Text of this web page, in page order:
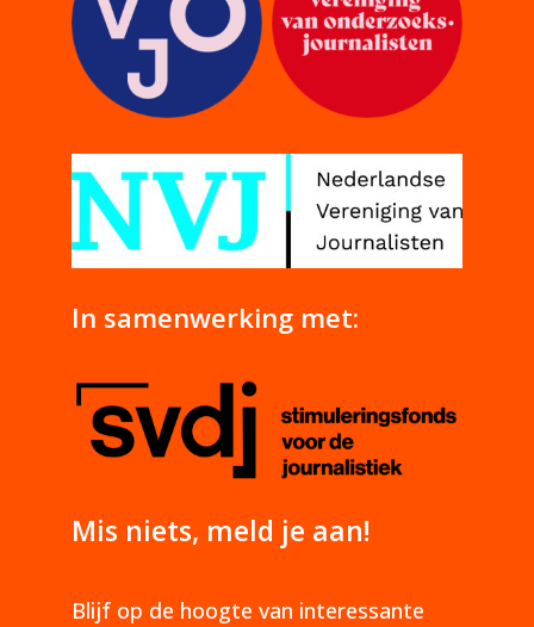
In samenwerking met:
Mis niets, meld je aan!
Blijf op de hoogte van interessante